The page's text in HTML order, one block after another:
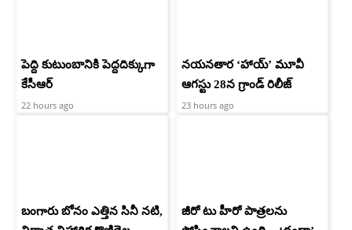
పెద్ది కుటుంబానికి పెద్దదిక్కుగా
కేసీఆర్
22 hours ago
నయనతార ‘హాయ్’ మూవీ
ఆగస్టు 28న గ్రాండ్ రిలీజ్
23 hours ago
బంగారు బోనం ఎత్తిన సినీ నటి,
జీరో టు హీరో పాత్రలను